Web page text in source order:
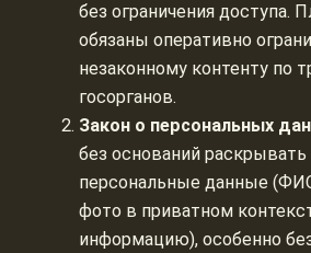
без ограничения доступа.
обязаны оперативно
незаконному контенту по
госорганов.
Закон о персональных
без оснований
персональные данные
фото в приватном
информацию), особенно